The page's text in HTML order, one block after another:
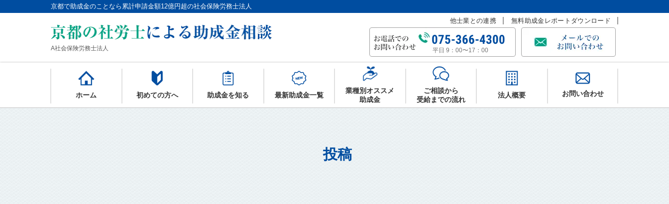
京都で助成金のことなら累計申請金額12億円超の社会保険労務士法人
A社会保険労務士法人
他士業との連携 無料助成金レポートダウンロード
075-366-4300
平日 9：00〜17：00
ホーム 初めての方へ 助成金を知る 最新助成金一覧
業種別オススメ
助成金
ご相談から
受給までの流れ
法人概要 お問い合わせ
投稿